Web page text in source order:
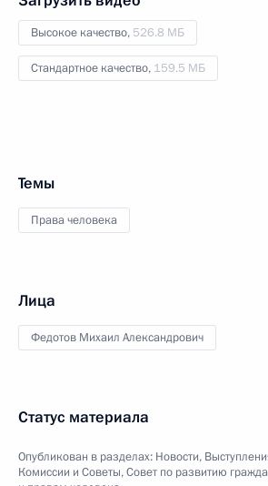
Высокое качество, 526.8 МБ
Стандартное качество, 159.5 МБ
Темы
Права человека
Лица
Федотов Михаил Александрович
Статус материала
Опубликован в разделах: Новости,
Комиссии и Советы,Совет по развитию